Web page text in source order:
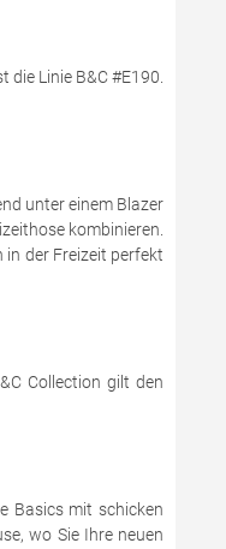
Linie B&C #E190.
unter einem Blazer
kombinieren.
in der Freizeit perfekt
Collection gilt den
Basics mit schicken
wo Sie Ihre neuen